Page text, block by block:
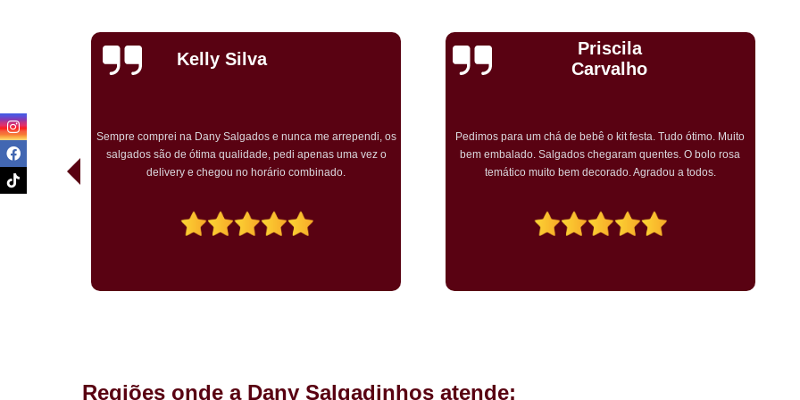
Kit Completo de Festa Pq Bristol
Kit Completo Festa Sacomã
Kit Festa
Kit Festa Infantil Completo
Mini Pastel de Festa Heliópolis
os
o
Priscila
Carvalho
Pedimos para um chá de bebê o kit festa. Tudo ótimo. Muito
bem embalado. Salgados chegaram quentes. O bolo rosa
temático muito bem decorado. Agradou a todos.
Cristiane Dramali de
Oliveira
encomendei para o aniversário da minha mãe! Todos os
convidados gostaram muito! O preço também foi excelente e
tornarei a encomendar!
Regiões onde a Dany Salgadinhos atende: